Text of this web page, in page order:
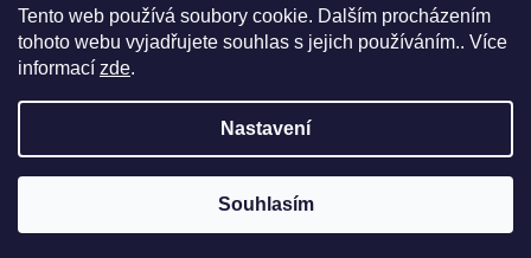
Tento web používá soubory cookie. Dalším procházením
tohoto webu vyjadřujete souhlas s jejich používáním.. Více
informací zde.
Nastavení
Souhlasím
Přihlásit se přes Seznam
Vytvořil Shoptet
Kapona s.r.o.. Všechna práva vyhrazena.